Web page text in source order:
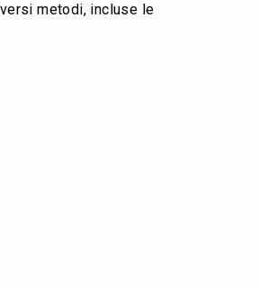
metodi, incluse le